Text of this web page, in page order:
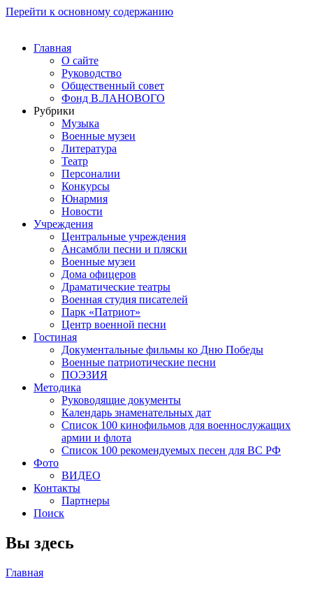
Перейти к основному содержанию
Главная
О сайте
Руководство
Общественный совет
Фонд В.ЛАНОВОГО
Рубрики
Музыка
Военные музеи
Литература
Театр
Персоналии
Конкурсы
Юнармия
Новости
Учреждения
Центральные учреждения
Ансамбли песни и пляски
Военные музеи
Дома офицеров
Драматические театры
Военная студия писателей
Парк «Патриот»
Центр военной песни
Гостиная
Документальные фильмы ко Дню Победы
Военные патриотические песни
ПОЭЗИЯ
Методика
Руководящие документы
Календарь знаменательных дат
Список 100 кинофильмов для военнослужащих
армии и флота
Список 100 рекомендуемых песен для ВС РФ
Фото
ВИДЕО
Контакты
Партнеры
Поиск
Вы здесь
Главная